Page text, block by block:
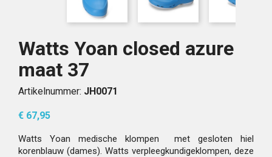
Watts Yoan closed azure
maat 37
Artikelnummer: JH0071
€ 67,95
Watts Yoan medische klompen met gesloten hiel
korenblauw (dames). Watts verpleegkundigeklompen, deze